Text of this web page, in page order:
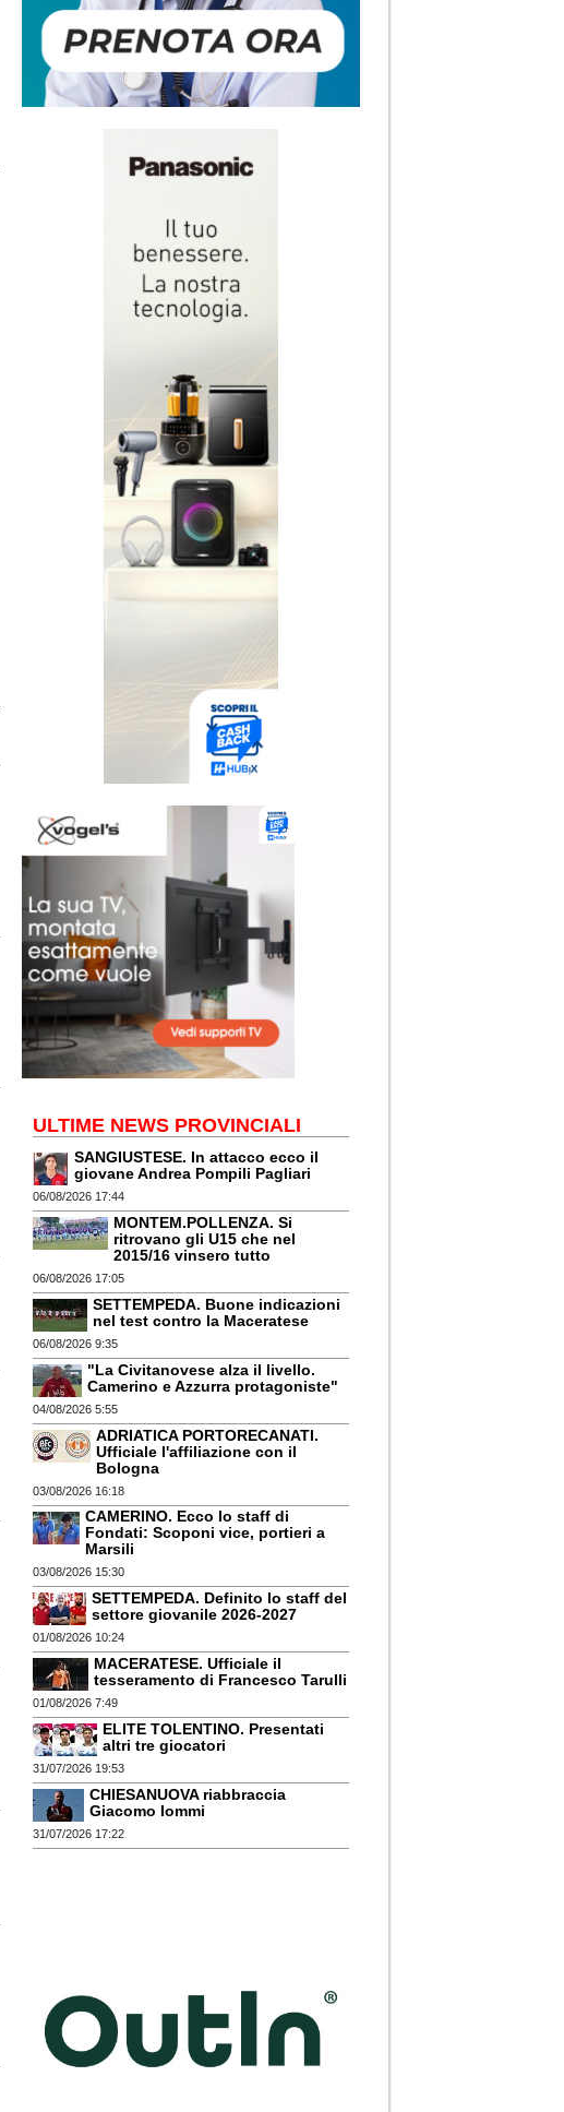
ULTIME NEWS PROVINCIALI
SANGIUSTESE. In attacco ecco il
giovane Andrea Pompili Pagliari
06/08/2026 17:44
MONTEM.POLLENZA. Si
ritrovano gli U15 che nel
2015/16 vinsero tutto
06/08/2026 17:05
SETTEMPEDA. Buone indicazioni
nel test contro la Maceratese
06/08/2026 9:35
"La Civitanovese alza il livello.
Camerino e Azzurra protagoniste"
04/08/2026 5:55
ADRIATICA PORTORECANATI.
Ufficiale l'affiliazione con il
Bologna
03/08/2026 16:18
CAMERINO. Ecco lo staff di
Fondati: Scoponi vice, portieri a
Marsili
03/08/2026 15:30
SETTEMPEDA. Definito lo staff del
settore giovanile 2026-2027
01/08/2026 10:24
MACERATESE. Ufficiale il
tesseramento di Francesco Tarulli
01/08/2026 7:49
ELITE TOLENTINO. Presentati
altri tre giocatori
31/07/2026 19:53
CHIESANUOVA riabbraccia
Giacomo Iommi
31/07/2026 17:22